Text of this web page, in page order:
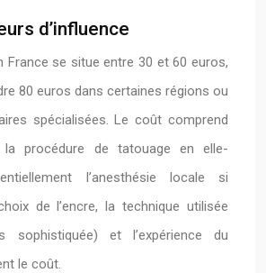
d’influence
France se situe entre 30 et 60 euros,
80 euros dans certaines régions ou
spécialisées. Le coût comprend
la procédure de tatouage en elle-
l’anesthésie locale si
de l’encre, la technique utilisée
sophistiquée) et l’expérience du
le coût.